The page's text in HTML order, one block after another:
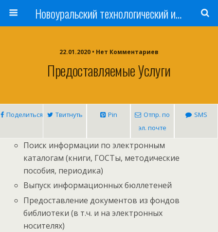
Новоуральский технологический институт НИЯУ МИФИ
22.01.2020 • Нет Комментариев
Предоставляемые Услуги
Поделиться Твитнуть Pin
Отпр. по
эл. почте
SMS
Поиск информации по электронным
каталогам (книги, ГОСТы, методические
пособия, периодика)
Выпуск информационных бюллетеней
Предоставление документов из фондов
библиотеки (в т.ч. и на электронных
носителях)